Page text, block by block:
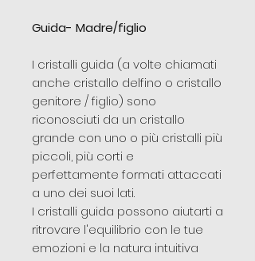
Guida- Madre/figlio
I cristalli guida (a volte chiamati
anche cristallo delfino o cristallo
genitore / figlio) sono
riconosciuti da un cristallo
grande con uno o più cristalli più
piccoli, più corti e
perfettamente formati attaccati
a uno dei suoi lati.
I cristalli guida possono aiutarti a
ritrovare l'equilibrio con le tue
emozioni e la natura intuitiva